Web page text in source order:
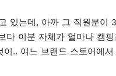
있는데, 아까 그 직원분이
다 이분 자체가 얼마나 캠
이.. 여느 브랜드 스토어에